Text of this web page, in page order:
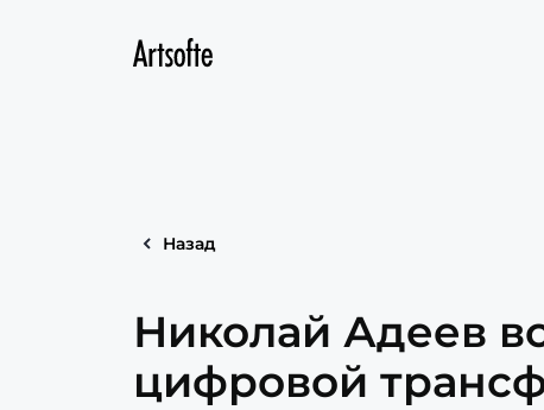
Назад
Николай Адеев
цифровой